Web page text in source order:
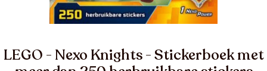
LEGO - Nexo Knights - Stickerboek met